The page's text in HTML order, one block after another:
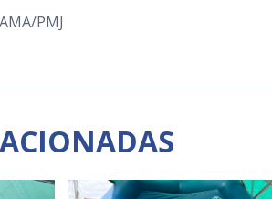
PMJ